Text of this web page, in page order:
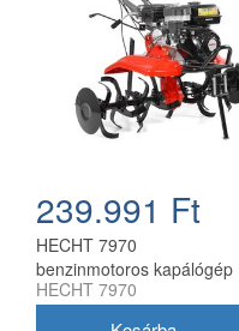
239.991 Ft
HECHT 7970
benzinmotoros kapálógép
110 cm munkaszélességgel
HECHT 7970